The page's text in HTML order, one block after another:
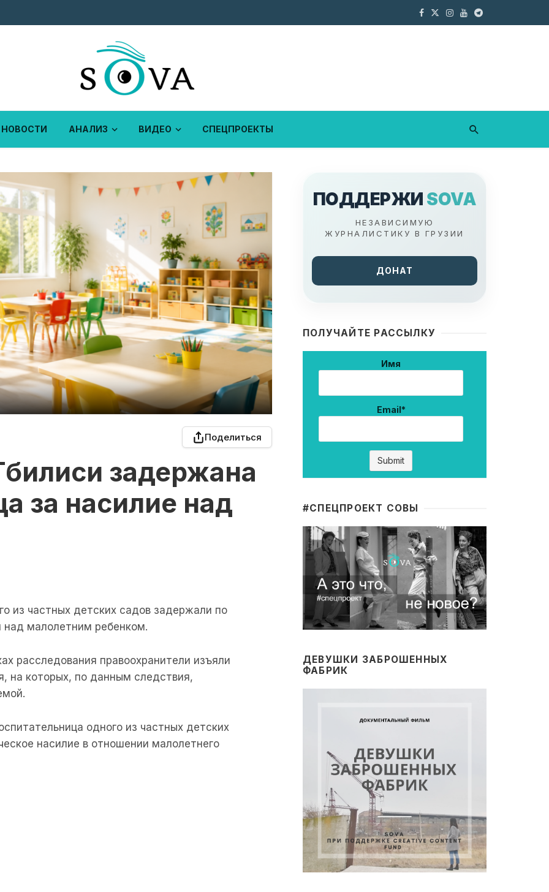
НОВОСТИ АНАЛИЗ ВИДЕО СПЕЦПРОЕКТЫ
Поделиться
задержана
за насилие над
из частных детских садов задержали по
над малолетним ребенком.
расследования правоохранители изъяли
на которых, по данным следствия,
одного из частных детских
насилие в отношении малолетнего
ПОДДЕРЖИ SOVA
НЕЗАВИСИМУЮ
ЖУРНАЛИСТИКУ В ГРУЗИИ
ДОНАТ
ПОЛУЧАЙТЕ РАССЫЛКУ
Имя
Email*
#CПЕЦПРОЕКТ СОВЫ
ДЕВУШКИ ЗАБРОШЕННЫХ
ФАБРИК